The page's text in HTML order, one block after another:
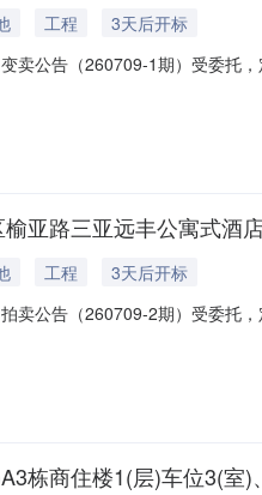
工程
3天后开标
卖公告（260709-1期）受委托
实名认证，详见阿里拍卖平台
亚路三亚远丰公寓式酒
工程
3天后开标
卖公告（260709-2期）受委托
名认证，详见阿里拍卖平台《
栋商住楼1(层)车位3(室)